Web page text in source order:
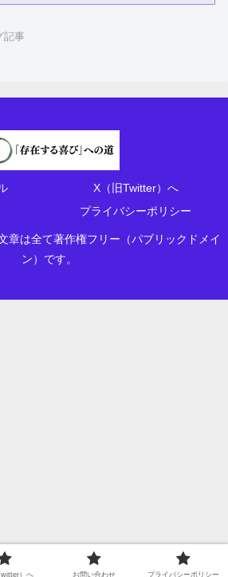
記事
X（旧Twitter）へ
プライバシーポリシー
章は全て著作権フリー（パブリックドメイ
ン）です。
）へ お問い合わせ プライバシーポリシー